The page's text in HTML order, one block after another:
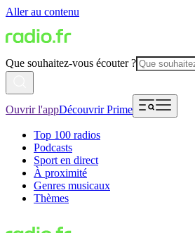
Aller au contenu
Que souhaitez-vous écouter ?
Ouvrir l'appDécouvrir Prime
Top 100 radios
Podcasts
Sport en direct
À proximité
Genres musicaux
Thèmes